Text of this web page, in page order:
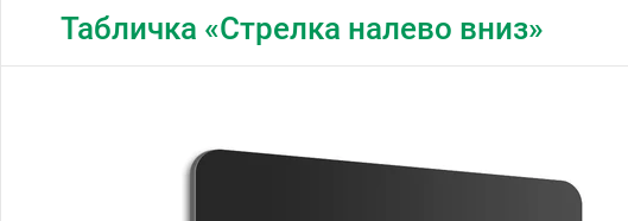
Табличка «Стрелка налево вниз»